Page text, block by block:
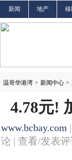
新闻 地产 移
温哥华港湾 > 新闻中心 >
4.78元!
www.bcbay.com
论 | 查看/发表